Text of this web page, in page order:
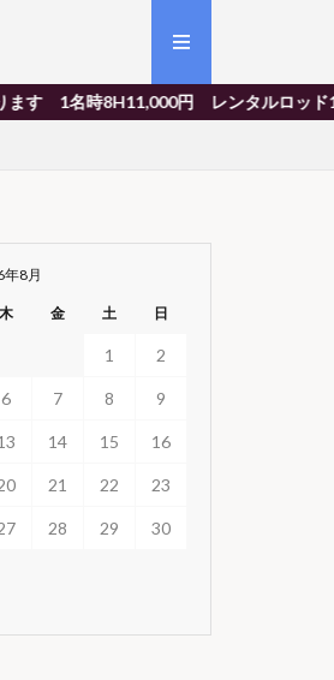
8H11,000円 レンタルロッド1,000
8月
木 金 土 日
1 2
6 7 8 9
14 15 16
21 22 23
28 29 30